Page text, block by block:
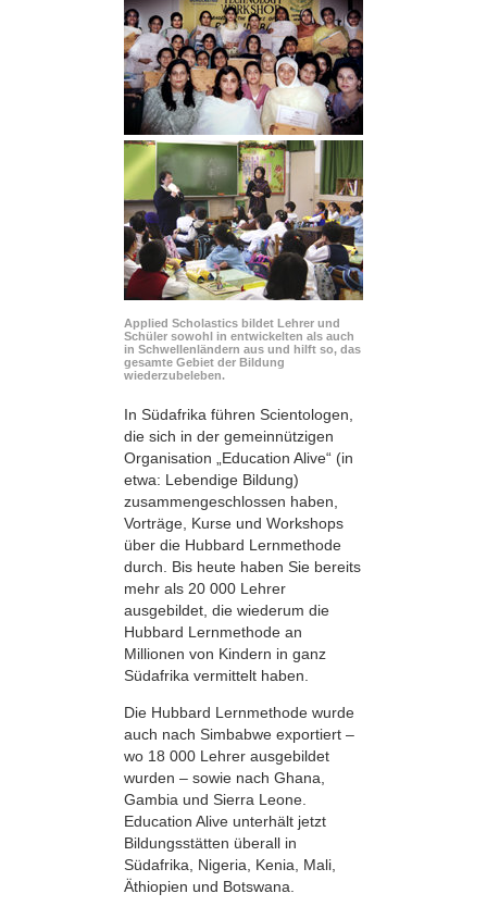
Applied Scholastics bildet Lehrer und
Schüler sowohl in entwickelten als auch
in Schwellenländern aus und hilft so, das
gesamte Gebiet der Bildung
wiederzubeleben.
In Südafrika führen Scientologen,
die sich in der gemeinnützigen
Organisation „Education Alive“ (in
etwa: Lebendige Bildung)
zusammen­geschlossen haben,
Vorträge, Kurse und Workshops
über die Hubbard Lernmethode
durch. Bis heute haben Sie bereits
mehr als 20 000 Lehrer
ausgebildet, die wiederum die
Hubbard Lernmethode an
Millionen von Kindern in ganz
Südafrika vermittelt haben.
Die Hubbard Lernmethode wurde
auch nach Simbabwe exportiert –
wo 18 000 Lehrer ausgebildet
wurden – sowie nach Ghana,
Gambia und Sierra Leone.
Education Alive unterhält jetzt
Bildungsstätten überall in
Südafrika, Nigeria, Kenia, Mali,
Äthiopien und Botswana.